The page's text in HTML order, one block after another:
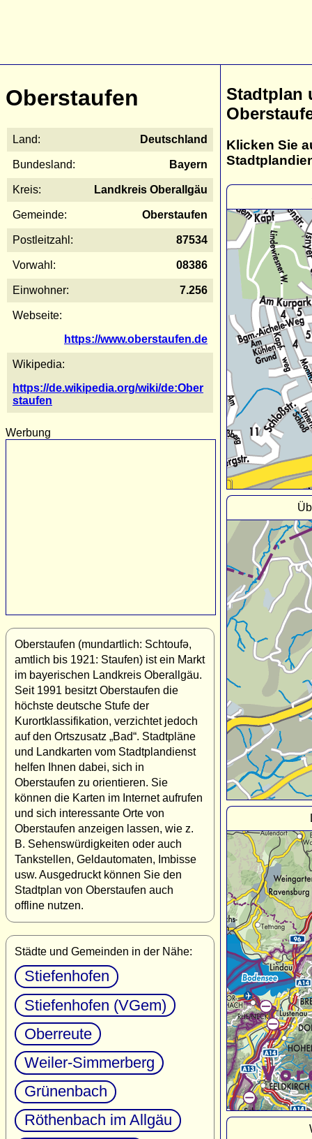
Oberstaufen
Land: Deutschland
Bundesland: Bayern
Kreis: Landkreis Oberallgäu
Gemeinde: Oberstaufen
Postleitzahl: 87534
Vorwahl: 08386
Einwohner: 7.256
Webseite:
https://www.oberstaufen.de
Wikipedia:
https://de.wikipedia.org/wiki/de:Ober
staufen
Werbung
Oberstaufen (mundartlich: Schtoufə,
amtlich bis 1921: Staufen) ist ein Markt
im bayerischen Landkreis Oberallgäu.
Seit 1991 besitzt Oberstaufen die
höchste deutsche Stufe der
Kurortklassifikation, verzichtet jedoch
auf den Ortszusatz „Bad“. Stadtpläne
und Landkarten vom Stadtplandienst
helfen Ihnen dabei, sich in
Oberstaufen zu orientieren. Sie
können die Karten im Internet aufrufen
und sich interessante Orte von
Oberstaufen anzeigen lassen, wie z.
B. Sehenswürdigkeiten oder auch
Tankstellen, Geldautomaten, Imbisse
usw. Ausgedruckt können Sie den
Stadtplan von Oberstaufen auch
offline nutzen.
Städte und Gemeinden in der Nähe:
Stiefenhofen
Stiefenhofen (VGem)
Oberreute
Weiler-Simmerberg
Grünenbach
Röthenbach im Allgäu
Stadtplan
Klicken Sie